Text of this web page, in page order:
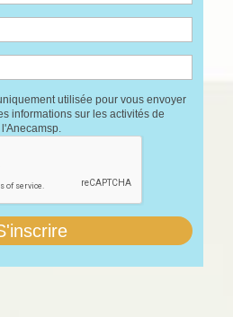
utilisée pour vous envoyer
informations sur les activités de
l'Anecamsp.